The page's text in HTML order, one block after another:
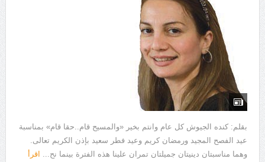
بقلم: كنده الجيوش كل عام وانتم بخير «والمسيح قام..حقا قام» بمناسبة
عيد الفصح المجيد ورمضان كريم وعيد فطر سعيد بإذن الكريم تعالى.
وهما مناسبتان دينيتان جميلتان تمران علينا هذه الفترة بينما نح... اقرأ